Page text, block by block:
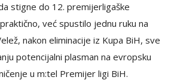
stigne do 12. premijerligaške
već spustilo jednu ruku na
nakon eliminacije iz Kupa BiH, sve
potencijalni plasman na evropsku
u m:tel Premijer ligi BiH.